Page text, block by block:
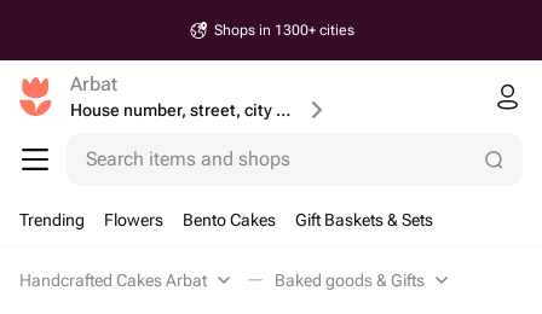
Shops in 1300+ cities
Arbat
House number, street, city or postcode
Search items and shops
Trending Flowers Bento Cakes Gift Baskets & Sets
Handcrafted Cakes Arbat Baked goods & Gifts